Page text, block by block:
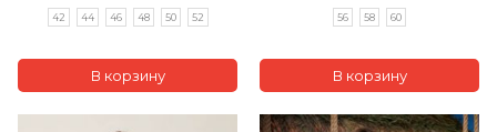
42 44 46 48 50 52 56 58 60